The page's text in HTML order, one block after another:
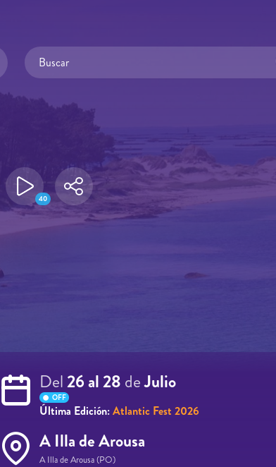
40
Del26 al 28 deJulio
OFF
Última Edición:Atlantic Fest 2026
A Illa de Arousa
A Illa de Arousa (PO)